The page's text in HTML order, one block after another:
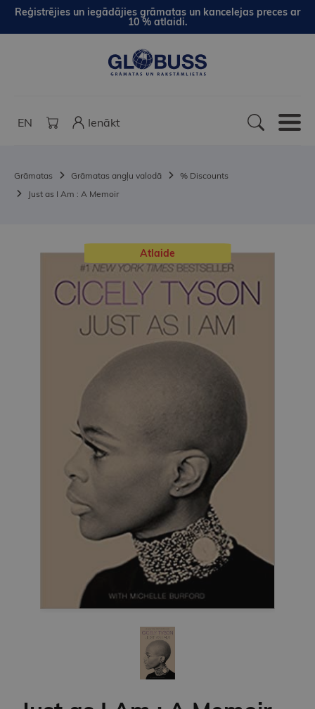
Reģistrējies un iegādājies grāmatas un kancelejas preces ar
10 % atlaidi.
EN Ienākt
Grāmatas Grāmatas angļu valodā
% Discounts
Just as I Am : A Memoir
Atlaide